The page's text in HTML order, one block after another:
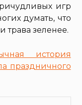
игр
думать, что
зеленее.
история
праздничного